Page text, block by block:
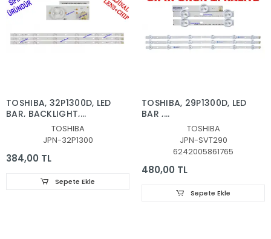
TOSHIBA, 32P1300D, LED
BAR, BACKLIGHT,
SVT320AF5 _ P1300 _
6LED _ REV03 _ 130402
- 6 LEDLİ, 32P1300,
32P1400VT, 32P1400VE,
TV LED BAR
TOSHIBA
JPN-32P1300
384,00 TL
Sepete Ekle
TOSHIBA, 29P1300D, LED
BAR ,
SVT290A05_P1300_6LED
, SVT290A05 P1300
6LED REV03 LED
Backlight
TOSHIBA
JPN-SVT290
6242005861765
480,00 TL
Sepete Ekle